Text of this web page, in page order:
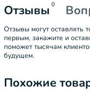
Отзывы 0
Отзывы могут оставлять
первым, закажите и
поможет тысячам
будущем.
Похожие